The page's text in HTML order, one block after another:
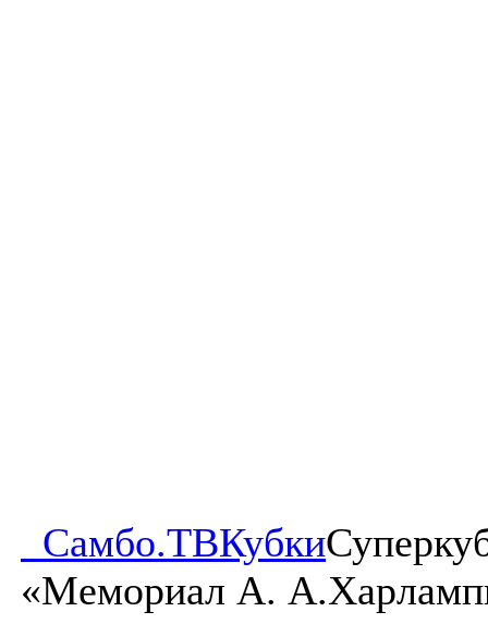
Самбо.ТВКубки
«Мемориал А.